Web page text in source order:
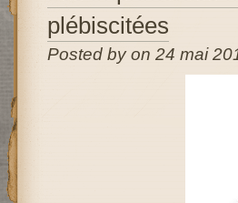
plébiscitées
Posted by on 24 mai